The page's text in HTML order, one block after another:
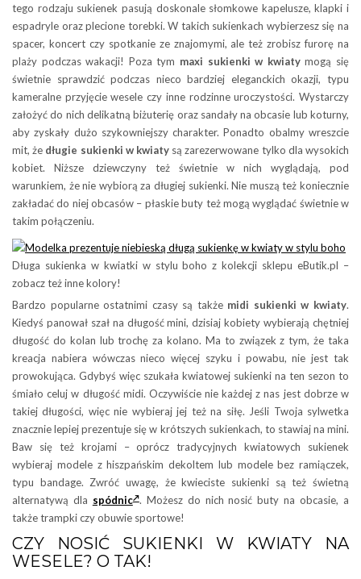
tego rodzaju sukienek pasują doskonale słomkowe kapelusze, klapki i
espadryle oraz plecione torebki. W takich sukienkach wybierzesz się na
spacer, koncert czy spotkanie ze znajomymi, ale też zrobisz furorę na
plaży podczas wakacji! Poza tym maxi sukienki w kwiatymogą się
świetnie sprawdzić podczas nieco bardziej eleganckich okazji, typu
kameralne przyjęcie wesele czy inne rodzinne uroczystości. Wystarczy
założyć do nich delikatną biżuterię oraz sandały na obcasie lub koturny,
aby zyskały dużo szykowniejszy charakter. Ponadto obalmy wreszcie
mit, że długie sukienki w kwiaty są zarezerwowane tylko dla wysokich
kobiet. Niższe dziewczyny też świetnie w nich wyglądają, pod
warunkiem, że nie wybiorą za długiej sukienki. Nie muszą też koniecznie
zakładać do niej obcasów – płaskie buty też mogą wyglądać świetnie w
takim połączeniu.
Długa sukienka w kwiatki w stylu boho z kolekcji sklepu eButik.pl –
zobacz też inne kolory!
Bardzo popularne ostatnimi czasy są także midi sukienki w kwiaty.
Kiedyś panował szał na długość mini, dzisiaj kobiety wybierają chętniej
długość do kolan lub trochę za kolano. Ma to związek z tym, że taka
kreacja nabiera wówczas nieco więcej szyku i powabu, nie jest tak
prowokująca. Gdybyś więc szukała kwiatowej sukienki na ten sezon to
śmiało celuj w długość midi. Oczywiście nie każdej z nas jest dobrze w
takiej długości, więc nie wybieraj jej też na siłę. Jeśli Twoja sylwetka
znacznie lepiej prezentuje się w krótszych sukienkach, to stawiaj na mini.
Baw się też krojami – oprócz tradycyjnych kwiatowych sukienek
wybieraj modele z hiszpańskim dekoltem lub modele bez ramiączek,
typu bandage. Zwróć uwagę, że kwieciste sukienki są też świetną
alternatywą dla spódnic . Możesz do nich nosić buty na obcasie, a
także trampki czy obuwie sportowe!
CZY NOSIĆ SUKIENKI W KWIATY NA
WESELE? O TAK!